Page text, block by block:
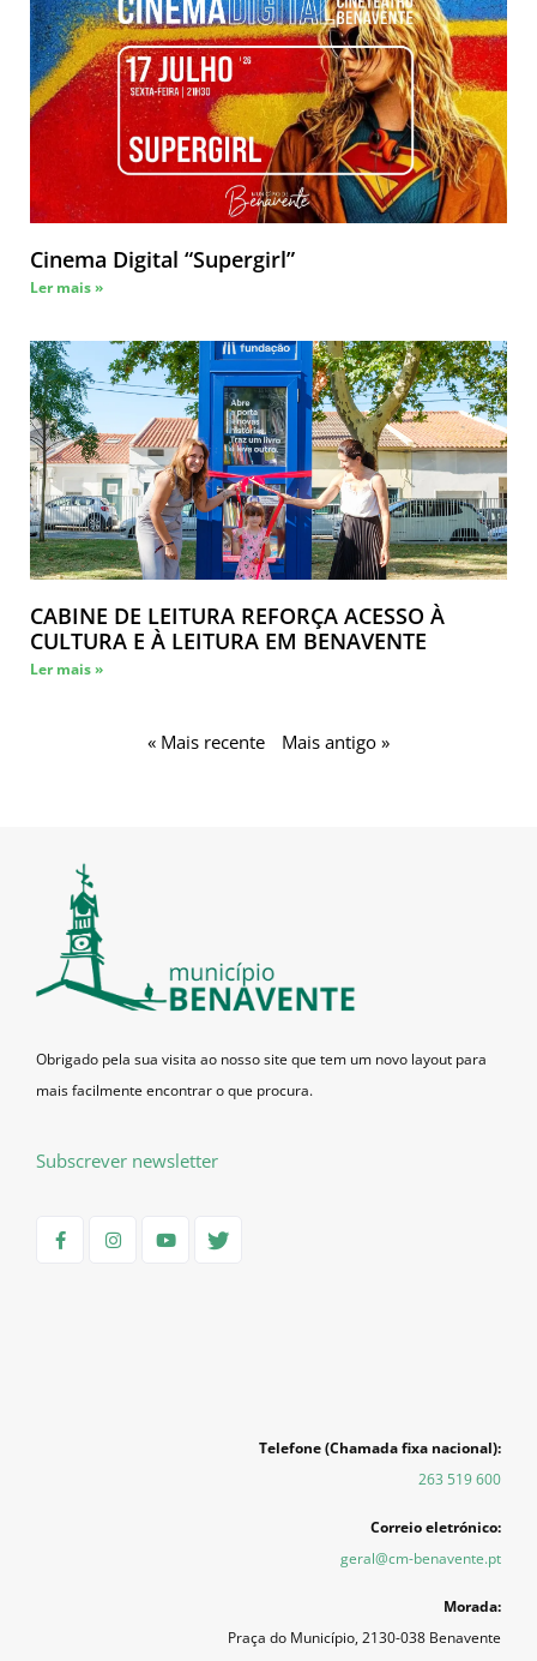
Cinema Digital “Supergirl”
Ler mais »
CABINE DE LEITURA REFORÇA ACESSO À
CULTURA E À LEITURA EM BENAVENTE
Ler mais »
« Mais recente Mais antigo »
Obrigado pela sua visita ao nosso site que tem um novo layout para
mais facilmente encontrar o que procura.
Subscrever newsletter
Telefone (Chamada fixa nacional):
263 519 600
Correio eletrónico:
geral@cm-benavente.pt
Morada:
Praça do Município, 2130-038 Benavente